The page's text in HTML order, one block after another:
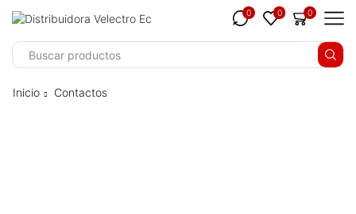
0 0 0
Inicio Contactos